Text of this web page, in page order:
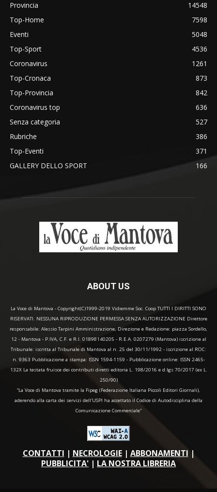
Provincia
14548
Top-Home
7598
Eventi
5048
Top-Sport
4536
Coronavirus
1261
Top-Cronaca
873
Top-Provincia
842
Coronavirus top
636
Senza categoria
527
Rubriche
386
Top-Eventi
371
GALLERY DELLO SPORT
166
ABOUT US
La Voce di Mantova - Copyright(C)1999-2019 Vidiemme Soc. Coop TUTTI I DIRITTI SONO
RISERVATI. NESSUNA RIPRODUZIONE PERMESSA SENZA AUTORIZZAZIONE Direttore
responsabile: Alessio Tarpini Amministrazione, Direzione e Redazione: piazza Sordello,
12 - Mantova - P.IVA, C.F. e R.I. 01898140205 - R.E.A. 0207279 (Mantova) iscrizione al
Tribunale: iscritta al Tribunale di Mantova al n. 25 del 30/11/1992 - iscrizione al ROC:
n. 9363 Pubblicazione a stampa: ISSN 1594-1159 - Pubblicazione online: ISSN 2465-
132X La testata fruisce dei contributi diretti editoria L. 198/2016 e d.lgs 70/2017 (ex L.
250/90)
“La Voce di Mantova tramite la Fipeg (Federazione Italiana Piccoli Editori Giornali),
aderendo alla carta dei servizi dell'USPI ha accettato il Codice di Autodisciplina della
Comunicazione Commerciale"
CONTATTI | NECROLOGIE| ABBONAMENTI |
PUBBLICITA' | LA NOSTRA LIBRERIA